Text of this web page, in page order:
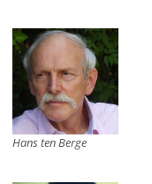
Hans ten Berge